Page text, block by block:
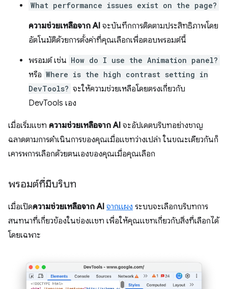
What performance issues exist on the page?
ความช่วยเหลือจาก AI จะบันทึกการติดตามประสิทธิภาพโดย
อัตโนมัติด้วยการตั้งค่าที่คุณเลือกเพื่อตอบพรอมต์นี้
พรอมต์ เช่น How do I use the Animation panel?
หรือ Where is the high contrast setting in
DevTools? จะให้ความช่วยเหลือโดยตรงเกี่ยวกับ
DevTools เอง
เมื่อเริ่มแชท ความช่วยเหลือจาก AI จะอัปเดตบริบทอย่างชาญ
ฉลาดตามการดำเนินการของคุณเมื่อแชทว่างเปล่า ในขณะเดียวกันก็
เคารพการเลือกด้วยตนเองของคุณเมื่อคุณเลือก
พรอมต์ที่มีบริบท
เมื่อเปิดความช่วยเหลือจาก AI จากแผง ระบบจะเลือกบริบทการ
สนทนาที่เกี่ยวข้องในช่องแชท เพื่อให้คุณแชทเกี่ยวกับสิ่งที่เลือกได้
โดยเฉพาะ